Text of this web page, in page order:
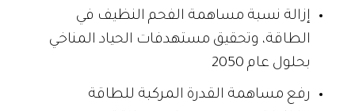
إزالة نسبة مساهمة الفحم النظيف في
الطاقة، وتحقيق مستهدفات الحياد المناخي
بحلول عام 2050
رفع مساهمة القدرة المركبة للطاقة